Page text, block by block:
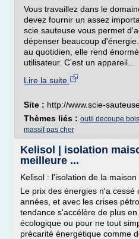
Vous travaillez dans le
devez fournir un assez
scie sauteuse vous permet
dépenser beaucoup
au quotidien, elle rend
utilisateur. C'est un appareil...
Lire la suite
Site : http://www.scie-
Thèmes liés : outil decoupe
massif pas cher
Kelisol | isolation
meilleure ...
Kelisol : l'isolation de la maison
Le prix des énergies n'a
années, et avec les crises
tendance s'accélère de plus
écologique ou pour ne tout
précarité énergétique comme